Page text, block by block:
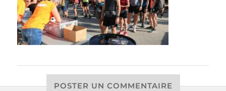
POSTER UN COMMENTAIRE